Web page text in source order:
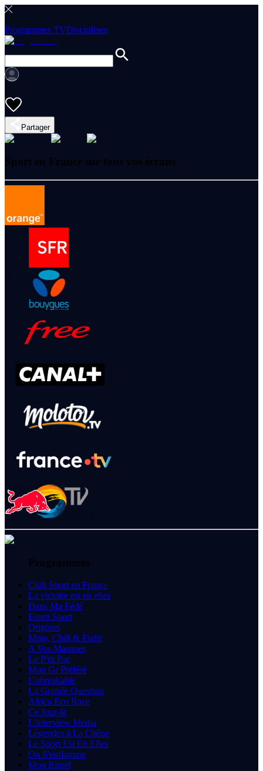
Programmes TVDisciplines
Partager
Sport en France sur tous vos écrans
Programmes
Club Sport en France
La victoire est en elles
Dans Ma Fédé
Esprit Sport
Origines
Mma, Chill & Fight
A Vos Marques
Le P'tit Pac
Mon Gr Préféré
Unbreakable
La Grande Question
Africa Eco Race
Ce Jour-là
L'interview Media
Légendes à La Chêne
Le Sport Est En Elles
On S'enflamme
Mon Rituel